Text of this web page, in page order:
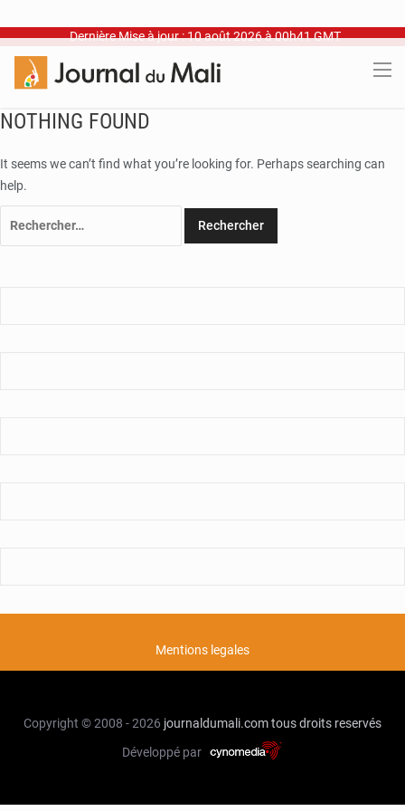
Dernière Mise à jour : 10 août 2026 à 00h41 GMT
NOTHING FOUND
It seems we can’t find what you’re looking for. Perhaps searching can
help.
Mentions legales
Copyright © 2008 - 2026 journaldumali.comtous droits reservés
Développé par